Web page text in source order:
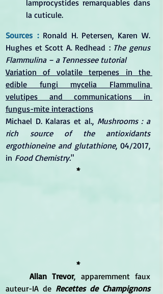
lamprocystides remarquables dans
la cuticule.
Sources : Ronald H. Petersen, Karen W.
Hughes et Scott A. Redhead : The genus
Flammulina – a Tennessee tutorial
Variation of volatile terpenes in the
edible fungi mycelia Flammulina
velutipes and communications in
fungus-mite interactions
Michael D. Kalaras et al., Mushrooms : a
rich source of the antioxidants
ergothioneine and glutathione, 04/2017,
in Food Chemistry."
*
*
Allan Trevor, apparemment faux
auteur-IA de Recettes de Champignons